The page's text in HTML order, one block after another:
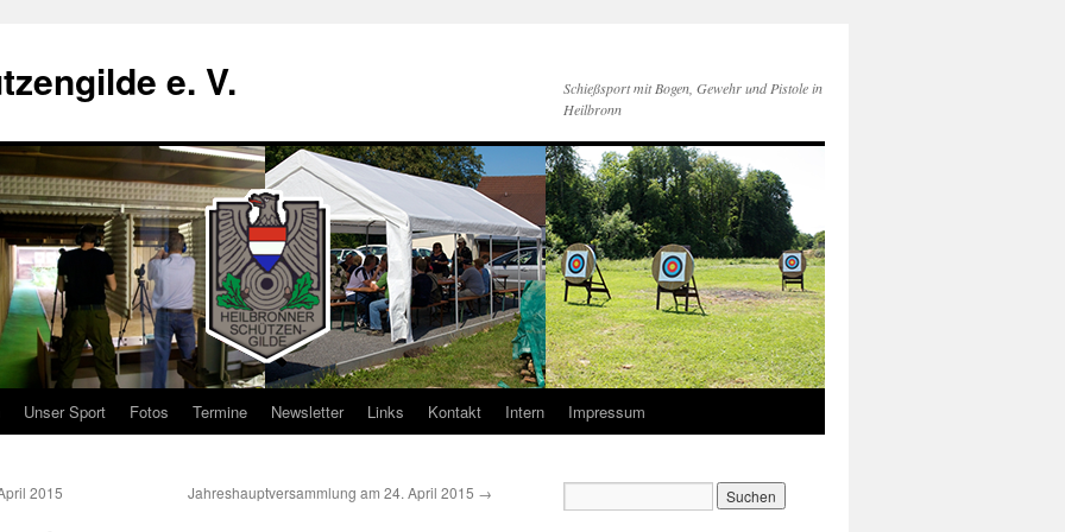
e. V.
Schießsport mit Bogen, Gewehr und Pistole in
Heilbronn
Unser Sport Fotos Termine Newsletter Links Kontakt Intern Impressum
2015 Jahreshauptversammlung am 24. April 2015 →